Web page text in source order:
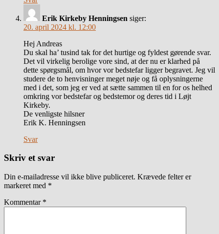
Erik Kirkeby Henningsen siger:
20. april 2024 kl. 12:00
Hej Andreas
Du skal ha’ tusind tak for det hurtige og fyldest gørende svar.
Det vil virkelig berolige vore sind, at der nu er klarhed på
dette spørgsmål, om hvor vor bedstefar ligger begravet. Jeg vil
studere de to henvisninger meget nøje og få oplysningerne
med i det, som jeg er ved at sætte sammen til en for os helhed
omkring vor bedstefar og bedstemor og deres tid i Løjt
Kirkeby.
De venligste hilsner
Erik K. Henningsen
Svar
Skriv et svar
Din e-mailadresse vil ikke blive publiceret. Krævede felter er
markeret med *
Kommentar *